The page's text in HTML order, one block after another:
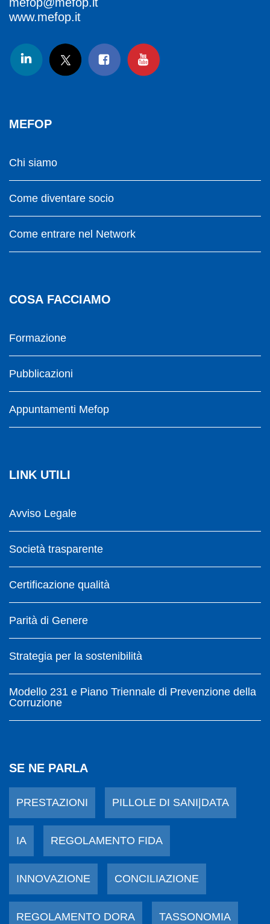
www.mefop.it
MEFOP
Chi siamo
Come diventare socio
Come entrare nel Network
COSA FACCIAMO
Formazione
Pubblicazioni
Appuntamenti Mefop
LINK UTILI
Avviso Legale
Società trasparente
Certificazione qualità
Parità di Genere
Strategia per la sostenibilità
Modello 231 e Piano Triennale di Prevenzione della
Corruzione
SE NE PARLA
PRESTAZIONI PILLOLE DI SANI|DATA
IA REGOLAMENTO FIDA
INNOVAZIONE CONCILIAZIONE
REGOLAMENTO DORA TASSONOMIA